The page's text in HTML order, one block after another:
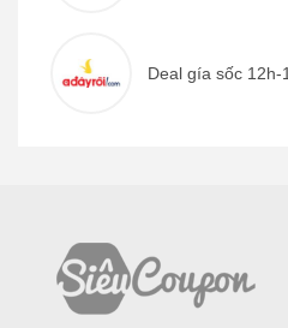
Deal gía sốc 12h-